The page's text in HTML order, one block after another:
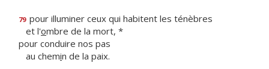
79 pour illuminer ceux qui habitent les ténèbres
et l'ombre de la mort, *
pour conduire nos pas
au chemin de la paix.